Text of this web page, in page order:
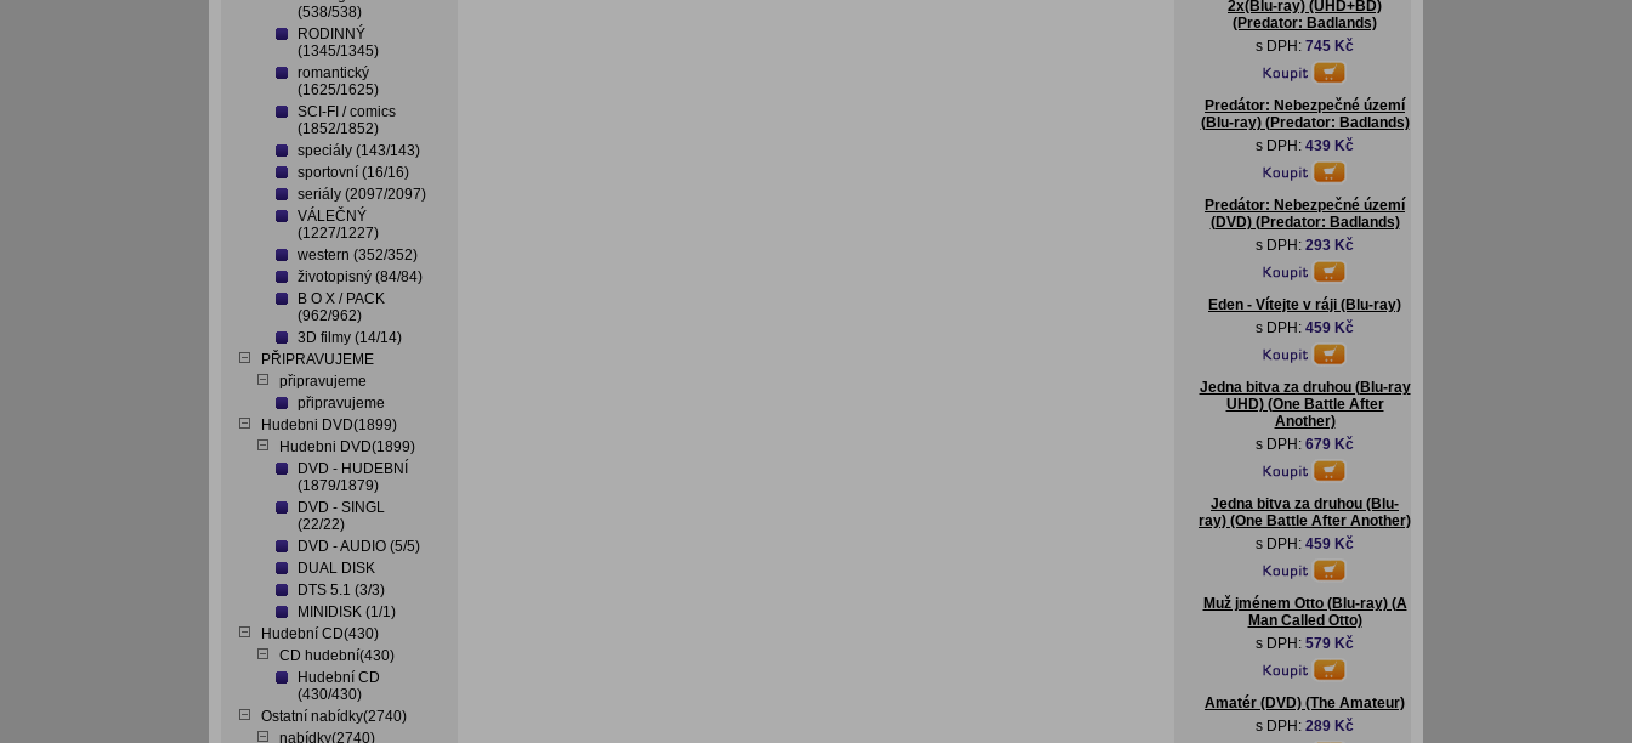
(538/538)
RODINNÝ
(1345/1345)
romantický
(1625/1625)
SCI-FI / comics
(1852/1852)
speciály (143/143)
sportovní (16/16)
seriály (2097/2097)
VÁLEČNÝ
(1227/1227)
western (352/352)
životopisný (84/84)
B O X / PACK
(962/962)
3D filmy (14/14)
PŘIPRAVUJEME
připravujeme
připravujeme
Hudebni DVD(1899)
Hudebni DVD(1899)
DVD - HUDEBNÍ
(1879/1879)
DVD - SINGL
(22/22)
DVD - AUDIO (5/5)
DUAL DISK
DTS 5.1 (3/3)
MINIDISK (1/1)
Hudební CD(430)
CD hudební(430)
Hudební CD
(430/430)
Ostatní nabídky(2740)
nabídky(2740)
2x(Blu-ray) (UHD+BD)
(Predator: Badlands)
s DPH: 745 Kč
Predátor: Nebezpečné území
(Blu-ray) (Predator: Badlands)
s DPH: 439 Kč
Predátor: Nebezpečné území
(DVD) (Predator: Badlands)
s DPH: 293 Kč
Eden - Vítejte v ráji (Blu-ray)
s DPH: 459 Kč
Jedna bitva za druhou (Blu-ray
UHD) (One Battle After
Another)
s DPH: 679 Kč
Jedna bitva za druhou (Blu-
ray) (One Battle After Another)
s DPH: 459 Kč
Muž jménem Otto (Blu-ray) (A
Man Called Otto)
s DPH: 579 Kč
Amatér (DVD) (The Amateur)
s DPH: 289 Kč